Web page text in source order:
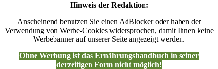
Hinweis der Redaktion:
Anscheinend benutzen Sie einen AdBlocker oder haben der
Verwendung von Werbe-Cookies widersprochen, damit Ihnen keine
Werbebanner auf unserer Seite angezeigt werden.
Ohne Werbung ist das Ernährungshandbuch in seiner
derzeitigen Form nicht möglich!